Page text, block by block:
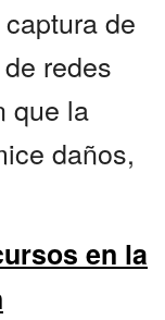
de
redes
que la
daños,
en la